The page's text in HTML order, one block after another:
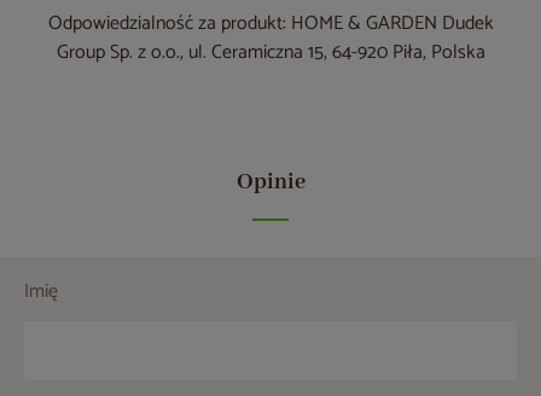
Odpowiedzialność za produkt: HOME & GARDEN Dudek
Group Sp. z o.o., ul. Ceramiczna 15, 64-920 Piła, Polska
Opinie
Imię